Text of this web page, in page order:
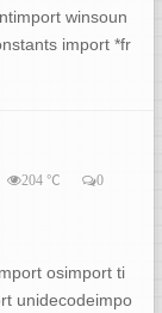
winsoun
import *fr
204℃ 0
osimport ti
unidecodeimpo